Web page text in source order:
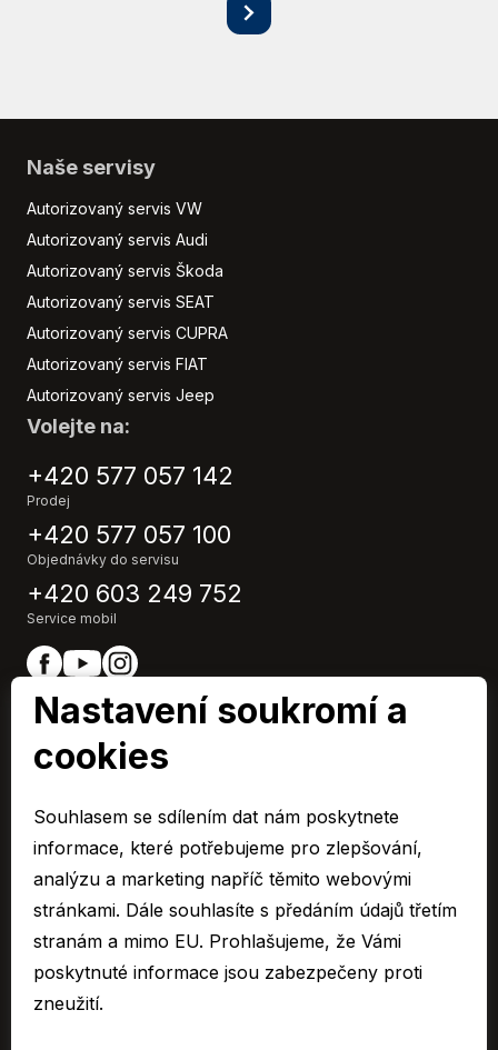
Společnost je zapsaná u Krajského soudu v Brně, oddíl C 10955
© 2026 Všechna práva vyhrazena.
Cookies
Ochrana osobních údajů – GDPR
Compliance
Mimosoudní řešení spotřebitelských sporů
Naše servisy
Autorizovaný servis VW
Autorizovaný servis Audi
Autorizovaný servis Škoda
Autorizovaný servis SEAT
Autorizovaný servis CUPRA
Autorizovaný servis FIAT
Autorizovaný servis Jeep
Volejte na:
+420 577 057 142
Prodej
+420 577 057 100
Objednávky do servisu
+420 603 249 752
Service mobil
Nastavení soukromí a
cookies
Souhlasem se sdílením dat nám poskytnete
informace, které potřebujeme pro zlepšování,
analýzu a marketing napříč těmito webovými
stránkami. Dále souhlasíte s předáním údajů třetím
stranám a mimo EU. Prohlašujeme, že Vámi
poskytnuté informace jsou zabezpečeny proti
zneužití.